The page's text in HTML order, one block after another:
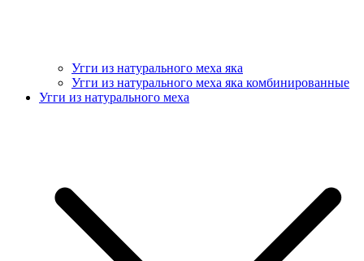
Угги из натурального меха яка
Угги из натурального меха яка комбинированные
Угги из натурального меха